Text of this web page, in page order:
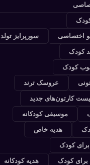
اختصاصی
سورپرایز تولد
کودک
کودک
عروسک ترند
کارتون‌های جدید
موسیقی کودکانه
هدیه خاص
برای کودک
برای کودک
هدیه کودکانه